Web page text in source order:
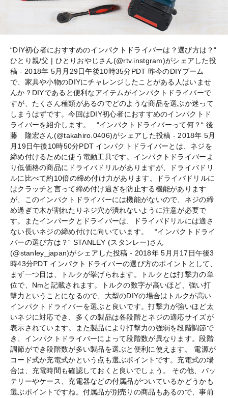
“DIY初心者におすすめのインパクトドライバーは？選び方は？“
ひとり親/父 | ひとりおやじさん(@rtv.instgram)がシェアした投
稿 - 2018年 5月月29日午後10時35分PDT 昨今のDIYブーム
で、家具や小物のDIYにチャレンジしたことがある人はいませ
んか？DIYであると便利なアイテムがインパクトドライバーで
すが、たくさん種類があるのでどのような商品を選ぶか迷って
しまうはずです。今回はDIY初心者におすすめのインパクトド
ライバーを紹介します。 “インパクトドライバーって何？“ 後
藤 隆宏さん(@takahiro.0406)がシェアした投稿 - 2018年 5月
月19日午後10時50分PDT インパクトドライバーとは、ネジを
締め付けるために使う電動工具です。インパクトドライバーよ
り低価格の商品にドライバドリルがありますが、ドライバドリ
ルに比べて約10倍の締め付け力があります。ドライバドリルに
はクラッチと言って締め付け過ぎを防止する機能があります
が、このインパクトドライバーには機能がないので、ネジの締
め過ぎで木が割れたりネジ穴が潰れないように注意が必要で
す。またインパークとドライバーは、ドライバドリルには適さ
ない長いネジの締め付けに向いています。 “インパクトドライ
バーの選び方は？“ STANLEY (スタンレー)さん
(@stanley_japan)がシェアした投稿 - 2018年 5月月17日午後3
時43分PDT インパクトドライバーの選び方のポイントとして、
まず一つ目は、トルクが挙げられます。トルクとは打撃力の単
位で、Nmと記載されます。トルクの数字が高いほど、強い打
撃力ということになるので、大型のDIYの場合はトルクが高い
インパクトドライバーを選ぶと良いです。打撃力が強いほど太
いネジに対応でき、多くの製品は各段階とネジの適応サイズが
表示されています。また製品により打撃力の強弱を段階調節で
き、インパクトドライバーによって段階数が異なります。段階
調節ができ段階数が多い製品を選ぶと便利に使えます。 電源が
コード式か充電式かという点も選ぶポイントです。充電式の場
合は、充電時間も確認しておくと良いでしょう。 その他、バッ
テリーやケース、充電器などの付属品がついているかどうかも
選ぶポイントですね。付属品が別売りの商品もあるので、事前